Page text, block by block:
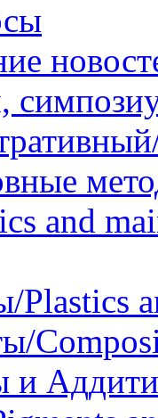
and